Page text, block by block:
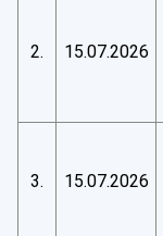
2. 15.07.2026
3. 15.07.2026